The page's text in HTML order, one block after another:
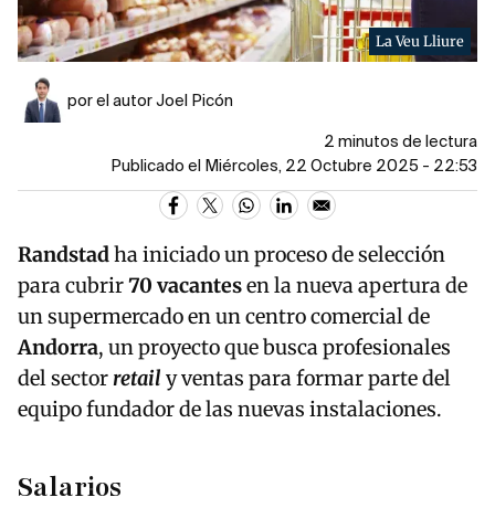
La Veu Lliure
por el autor Joel Picón
2 minutos de lectura
Publicado el Miércoles, 22 Octubre 2025 - 22:53
Randstadha iniciado un proceso de selección
para cubrir70 vacantesen la nueva apertura de
un supermercado en un centro comercial de
Andorra, un proyecto que busca profesionales
del sectorretail y ventas para formar parte del
equipo fundador de las nuevas instalaciones.
Salarios